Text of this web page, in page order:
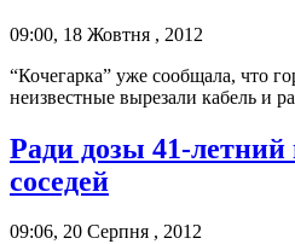
09:00, 18 Жовтня , 2012
“Кочегарка” уже сообщала, что
неизвестные вырезали кабель и
Ради дозы 41-
соседей
09:06, 20 Серпня , 2012